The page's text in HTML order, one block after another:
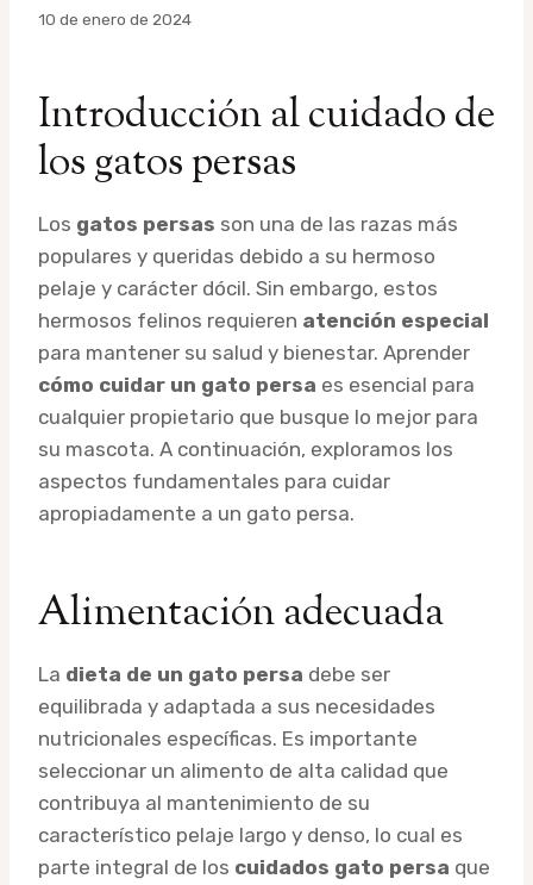
Por
10 de enero de 2024
Introducción al cuidado de
los gatos persas
Los gatos persas son una de las razas más
populares y queridas debido a su hermoso
pelaje y carácter dócil. Sin embargo, estos
hermosos felinos requieren atención especial
para mantener su salud y bienestar. Aprender
cómo cuidar un gato persa es esencial para
cualquier propietario que busque lo mejor para
su mascota. A continuación, exploramos los
aspectos fundamentales para cuidar
apropiadamente a un gato persa.
Alimentación adecuada
La dieta de un gato persa debe ser
equilibrada y adaptada a sus necesidades
nutricionales específicas. Es importante
seleccionar un alimento de alta calidad que
contribuya al mantenimiento de su
característico pelaje largo y denso, lo cual es
parte integral de los cuidados gato persa que